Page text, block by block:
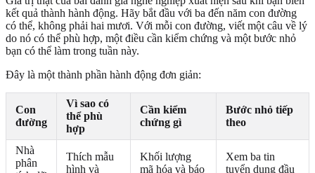
kết quả thành hành động. Hãy bắt đầu với ba đến năm con đường
có thể, không phải hai mươi. Với mỗi con đường, viết một câu về lý
do nó có thể phù hợp, một điều cần kiểm chứng và một bước nhỏ
bạn có thể làm trong tuần này.
Đây là một thành phần hành động đơn giản:
Con
đường
Vì sao có
thể phù
hợp
Cần kiểm
chứng gì
Bước nhỏ tiếp
theo
Nhà
phân
Thích mẫu
hình và
Khối lượng
mã hóa và báo
Xem ba tin
tuyển dụng đầu